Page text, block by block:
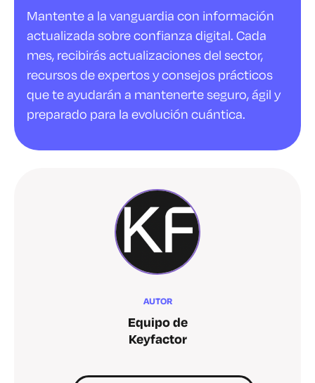
Mantente a la vanguardia con información
actualizada sobre confianza digital. Cada
mes, recibirás actualizaciones del sector,
recursos de expertos y consejos prácticos
que te ayudarán a mantenerte seguro, ágil y
preparado para la evolución cuántica.
AUTOR
Equipo de
Keyfactor